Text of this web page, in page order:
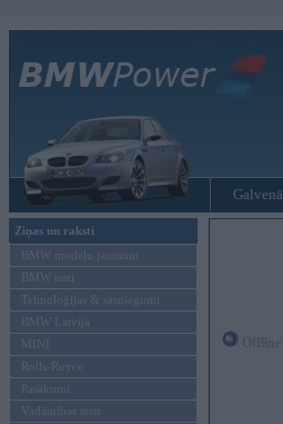
Galvenā
Ziņas un raksti
BMW modeļu jaunumi
BMW testi
Tehnoloģijas & sasniegumi
BMW Latvijā
MINI
Rolls-Royce
Pasākumi
Vadāmības tests